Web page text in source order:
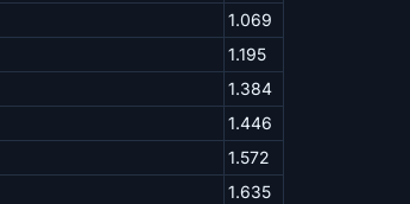
1.069
1.195
1.384
1.446
1.572
1.635